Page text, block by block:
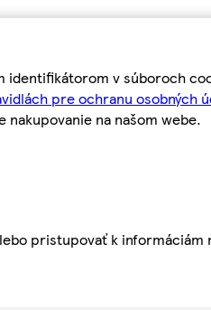
v súboroch
pre ochranu osobných
na našom webe.
pristupovať k informáciám